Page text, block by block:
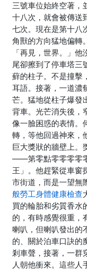
三號車位始終空著，
十八次，就會被傳送
七次。現在是第十八
角獸的方向猛地偏轉
「再見，世界。」
尾卻擦到了停車塔三
蘚的柱子。不是撞擊
耳語。接著，一道濃
芒。猛地從柱子爆發
背車。光芒消失後，
像一臉困惑的表情。
轉，等他回過神來，
巨大獎狀的牆壁上。
——第零點零零零零
王」。他趕緊從車窗
市街道，而是一望無
般勞工身體健康檢查
買的輪胎和劣質香水
的，有時感覺很重，
喇叭，但喇叭發出的
的、關於泊車口訣的
剎車聲，接著，一群
人朝他衝來。這些人